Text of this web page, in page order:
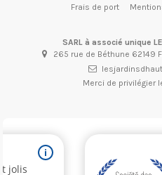
Frais de port
SARL à associé unique
265 rue de Béthune 62149
Merci de privilégier